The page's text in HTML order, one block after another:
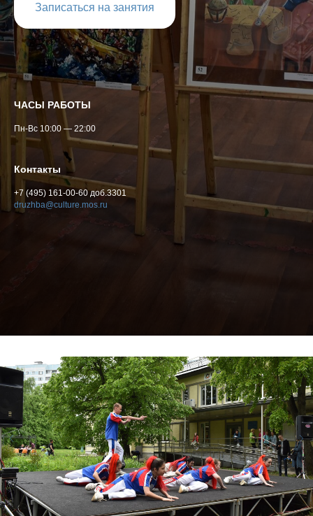
Записаться на занятия
ЧАСЫ РАБОТЫ
Пн-Вс 10:00 — 22:00
Контакты
+7 (495) 161-00-60 доб.3301
druzhba@culture.mos.ru